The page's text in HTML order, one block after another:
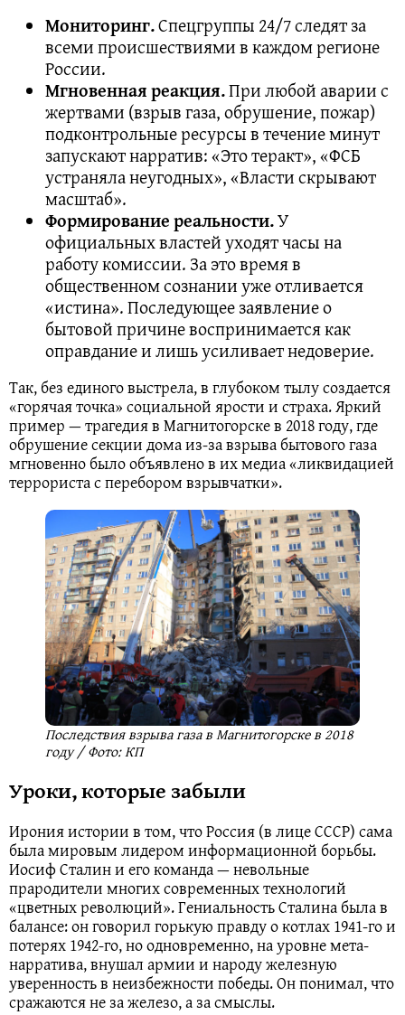
Мониторинг.Спецгруппы 24/7 следят за
всеми происшествиями в каждом регионе
России.
Мгновенная реакция.При любой аварии с
жертвами (взрыв газа, обрушение, пожар)
подконтрольные ресурсы в течение минут
запускают нарратив: «Это теракт», «ФСБ
устраняла неугодных», «Власти скрывают
масштаб».
Формирование реальности.У
официальных властей уходят часы на
работу комиссии. За это время в
общественном сознании уже отливается
«истина». Последующее заявление о
бытовой причине воспринимается как
оправдание и лишь усиливает недоверие.
Так, без единого выстрела, в глубоком тылу создается
«горячая точка» социальной ярости и страха. Яркий
пример — трагедия в Магнитогорске в 2018 году, где
обрушение секции дома из-за взрыва бытового газа
мгновенно было объявлено в их медиа «ликвидацией
террориста с перебором взрывчатки».
Последствия взрыва газа в Магнитогорске в 2018
году / Фото: КП
Уроки, которые забыли
Ирония истории в том, что Россия (в лице СССР) сама
была мировым лидером информационной борьбы.
Иосиф Сталин и его команда — невольные
прародители многих современных технологий
«цветных революций». Гениальность Сталина была в
балансе: он говорил горькую правду о котлах 1941-го и
потерях 1942-го, но одновременно, на уровне мета-
нарратива, внушал армии и народу железную
уверенность в неизбежности победы. Он понимал, что
сражаются не за железо, а за смыслы.